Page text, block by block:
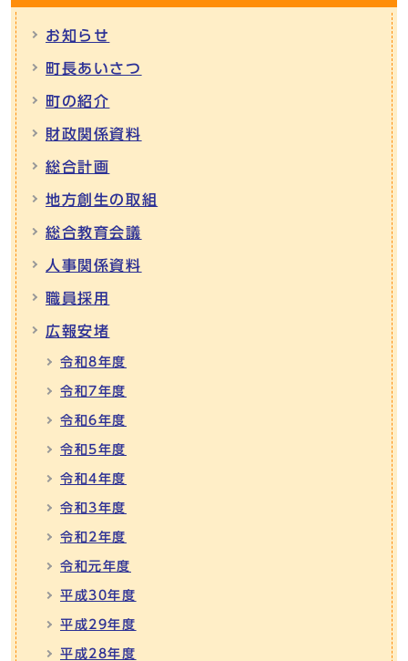
お知らせ
町長あいさつ
町の紹介
財政関係資料
総合計画
地方創生の取組
総合教育会議
人事関係資料
職員採用
広報安堵
令和8年度
令和7年度
令和6年度
令和5年度
令和4年度
令和3年度
令和2年度
令和元年度
平成30年度
平成29年度
平成28年度